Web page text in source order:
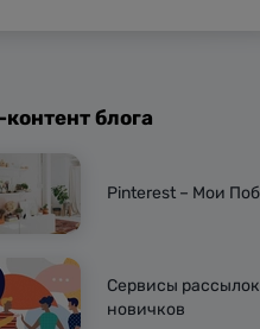
блога
Pinterest – Мои
Сервисы
новичков